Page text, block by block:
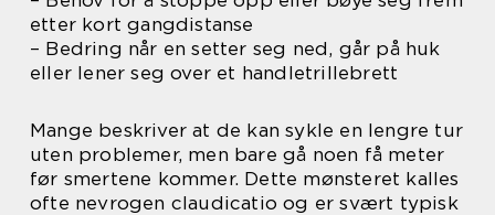
etter kort gangdistanse
– Bedring når en setter seg ned, går på huk
eller lener seg over et handletrillebrett
Mange beskriver at de kan sykle en lengre tur
uten problemer, men bare gå noen få meter
før smertene kommer. Dette mønsteret kalles
ofte nevrogen claudicatio og er svært typisk